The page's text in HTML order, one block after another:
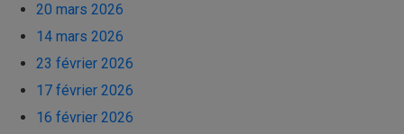
20 mars 2026
14 mars 2026
23 février 2026
17 février 2026
16 février 2026